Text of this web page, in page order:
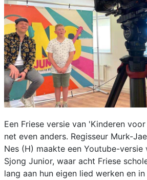
Een Friese versie van 'Kinderen
net even anders. Regisseur Murk-
Nes (H) maakte een Youtube-
Sjong Junior, waar acht Friese
lang aan hun eigen lied werken en